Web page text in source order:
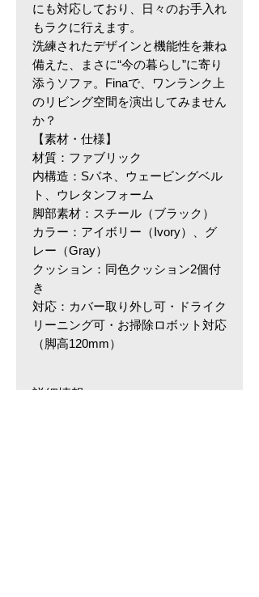
にも対応しており、日々のお手入れ
もラクに行えます。
洗練されたデザインと機能性を兼ね
備えた、まさに“今の暮らし”に寄り
添うソファ。Finaで、ワンランク上
のリビング空間を演出してみません
か？
【素材・仕様】
材質：ファブリック
内構造：Sバネ、ウェービングベル
ト、ウレタンフォーム
脚部素材：スチール（ブラック）
カラー：アイボリー（Ivory）、グ
レー（Gray）
クッション：同色クッション2個付
き
対応：カバー取り外し可・ドライク
リーニング可・お掃除ロボット対応
（脚高120mm）
詳細情報